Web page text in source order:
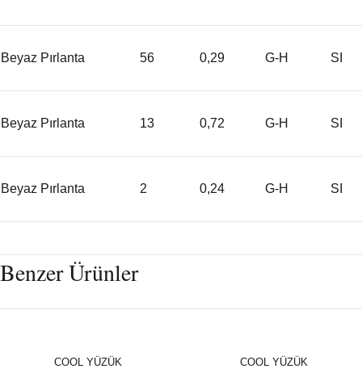
Beyaz Pırlanta 56 0,29 G-H SI
Beyaz Pırlanta 13 0,72 G-H SI
Beyaz Pırlanta 2 0,24 G-H SI
Benzer Ürünler
COOL YÜZÜK
COOL YÜZÜK